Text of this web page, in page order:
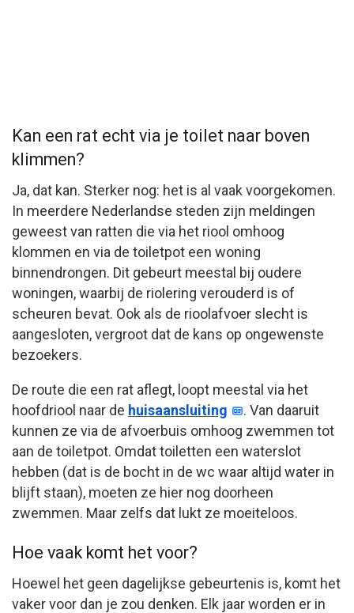
Kan een rat echt via je toilet naar boven
klimmen?
Ja, dat kan. Sterker nog: het is al vaak voorgekomen.
In meerdere Nederlandse steden zijn meldingen
geweest van ratten die via het riool omhoog
klommen en via de toiletpot een woning
binnendrongen. Dit gebeurt meestal bij oudere
woningen, waarbij de riolering verouderd is of
scheuren bevat. Ook als de rioolafvoer slecht is
aangesloten, vergroot dat de kans op ongewenste
bezoekers.
De route die een rat aflegt, loopt meestal via het
hoofdriool naar de huisaansluiting
. Van daaruit
kunnen ze via de afvoerbuis omhoog zwemmen tot
aan de toiletpot. Omdat toiletten een waterslot
hebben (dat is de bocht in de wc waar altijd water in
blijft staan), moeten ze hier nog doorheen
zwemmen. Maar zelfs dat lukt ze moeiteloos.
Hoe vaak komt het voor?
Hoewel het geen dagelijkse gebeurtenis is, komt het
vaker voor dan je zou denken. Elk jaar worden er in